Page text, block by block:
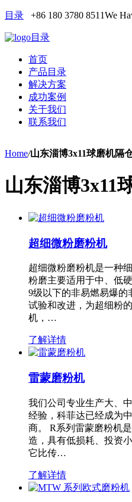
目录 +86 180 3780 8511We
目录
首页
产品目录
解决方案
成功案例
关于我们
联系我们
Home/山东淄博3x11球磨机隔
山东淄博3x11
超细微粉磨粉机
超细微粉磨粉机是一种
粉磨主要适用于中、低
9级以下的非易燃易爆的
试验和改进，为超细粉
机，…
了解详情
雷蒙磨粉机
我们公司专业生产大、
经验，科菲达已经成为
商。 R系列雷蒙磨粉机
造，具有低损耗、投资
它比传…
了解详情